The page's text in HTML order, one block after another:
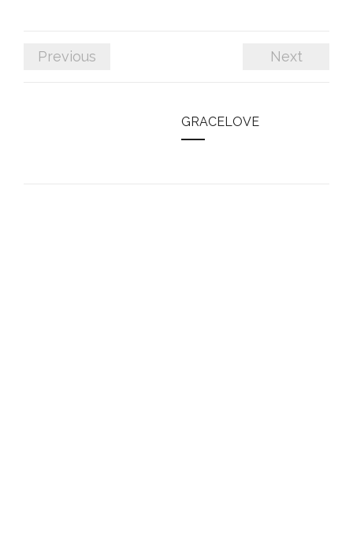
Previous Next
GRACELOVE